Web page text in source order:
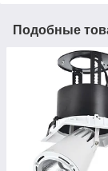
Подобные